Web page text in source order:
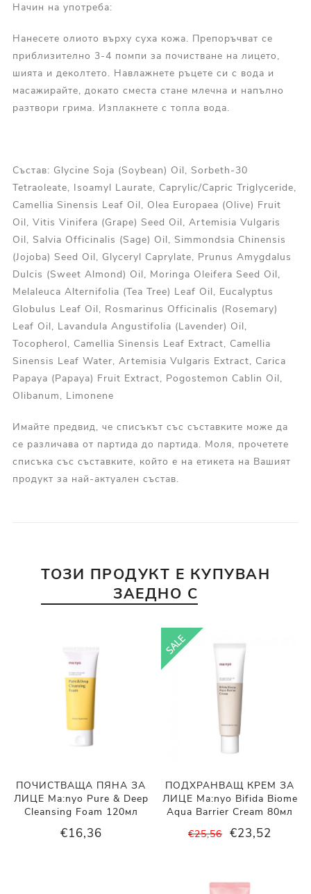
Начин на употреба:
Нанесете олиото върху суха кожа. Препоръчват се
приблизително 3-4 помпи за почистване на лицето,
шията и деколтето. Навлажнете ръцете си с вода и
масажирайте, докато сместа стане млечна и напълно
разтвори грима. Изплакнете с топла вода.
Състав: Glycine Soja (Soybean) Oil, Sorbeth-30
Tetraoleate, Isoamyl Laurate, Caprylic/Capric Triglyceride,
Camellia Sinensis Leaf Oil, Olea Europaea (Olive) Fruit
Oil, Vitis Vinifera (Grape) Seed Oil, Artemisia Vulgaris
Oil, Salvia Officinalis (Sage) Oil, Simmondsia Chinensis
(Jojoba) Seed Oil, Glyceryl Caprylate, Prunus Amygdalus
Dulcis (Sweet Almond) Oil, Moringa Oleifera Seed Oil,
Melaleuca Alternifolia (Tea Tree) Leaf Oil, Eucalyptus
Globulus Leaf Oil, Rosmarinus Officinalis (Rosemary)
Leaf Oil, Lavandula Angustifolia (Lavender) Oil,
Tocopherol, Camellia Sinensis Leaf Extract, Camellia
Sinensis Leaf Water, Artemisia Vulgaris Extract, Carica
Papaya (Papaya) Fruit Extract, Pogostemon Cablin Oil,
Olibanum, Limonene
Имайте предвид, че списъкът със съставките може да
се различава от партида до партида. Моля, прочетете
списъка със съставките, който е на етикета на Вашият
продукт за най-актуален състав.
ТОЗИ ПРОДУКТ Е КУПУВАН
ЗАЕДНО С
ПОЧИСТВАЩА ПЯНА ЗА
ЛИЦЕ Ma:nyo Pure & Deep
Cleansing Foam 120мл
€16,36
ПОДХРАНВАЩ КРЕМ ЗА
ЛИЦЕ Ma:nyo Bifida Biome
Aqua Barrier Cream 80мл
€25,56 €23,52